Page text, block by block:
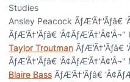
Studies
Ansley Peacock ÃƒÆ’Ã†'Ãƒâ€
ÃƒÆ’Ã†'Ãƒâ€
Taylor Troutman ÃƒÆ’Ã†'Ãƒâ€
ÃƒÆ’Ã†'Ãƒâ€
Blaire Bass ÃƒÆ’Ã†'Ãƒâ€